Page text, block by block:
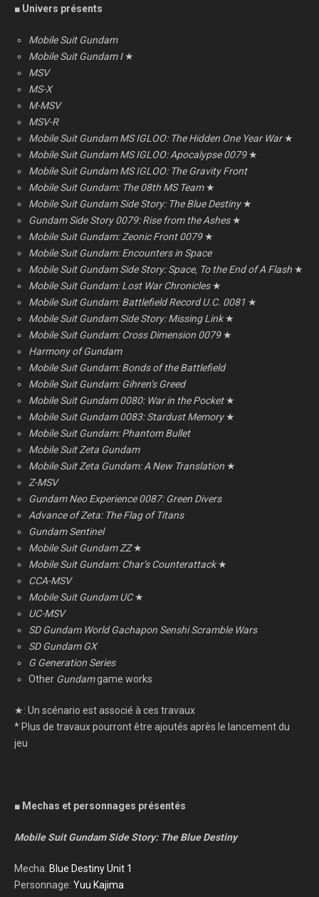
■ Univers présents
Mobile Suit Gundam
Mobile Suit Gundam I★
MSV
MS-X
M-MSV
MSV-R
Mobile Suit Gundam MS IGLOO: The Hidden One Year War★
Mobile Suit Gundam MS IGLOO: Apocalypse 0079★
Mobile Suit Gundam MS IGLOO: The Gravity Front
Mobile Suit Gundam: The 08th MS Team★
Mobile Suit Gundam Side Story: The Blue Destiny★
Gundam Side Story 0079: Rise from the Ashes★
Mobile Suit Gundam: Zeonic Front 0079★
Mobile Suit Gundam: Encounters in Space
Mobile Suit Gundam Side Story: Space, To the End of A Flash ★
Mobile Suit Gundam: Lost War Chronicles★
Mobile Suit Gundam: Battlefield Record U.C. 0081 ★
Mobile Suit Gundam Side Story: Missing Link★
Mobile Suit Gundam: Cross Dimension 0079★
Harmony of Gundam
Mobile Suit Gundam: Bonds of the Battlefield
Mobile Suit Gundam: Gihren’s Greed
Mobile Suit Gundam 0080: War in the Pocket★
Mobile Suit Gundam 0083: Stardust Memory★
Mobile Suit Gundam: Phantom Bullet
Mobile Suit Zeta Gundam
Mobile Suit Zeta Gundam: A New Translation ★
Z-MSV
Gundam Neo Experience 0087: Green Divers
Advance of Zeta: The Flag of Titans
Gundam Sentinel
Mobile Suit Gundam ZZ★
Mobile Suit Gundam: Char’s Counterattack★
CCA-MSV
Mobile Suit Gundam UC★
UC-MSV
SD Gundam World Gachapon Senshi Scramble Wars
SD Gundam GX
G Generation Series
Other Gundamgame works
★: Un scénario est associé à ces travaux
* Plus de travaux pourront être ajoutés après le lancement du
jeu
■ Mechas et personnages présentés
Mobile Suit Gundam Side Story: The Blue Destiny
Mecha: Blue Destiny Unit 1
Personnage: Yuu Kajima